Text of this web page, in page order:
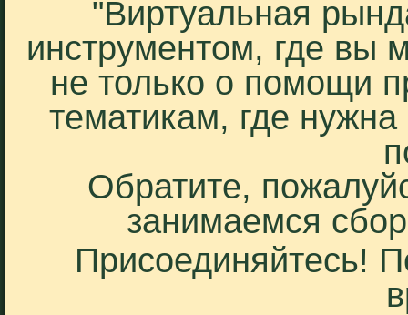
"Виртуальная
инструментом, где вы
не только о помощи
тематикам, где
Обратите,
занимаемся
Присоединяйтесь!